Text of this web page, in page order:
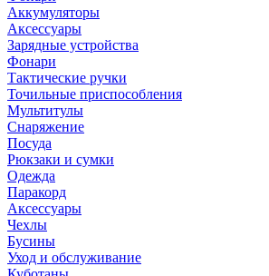
Аккумуляторы
Аксессуары
Зарядные устройства
Фонари
Тактические ручки
Точильные приспособления
Мультитулы
Снаряжение
Посуда
Рюкзаки и сумки
Одежда
Паракорд
Аксессуары
Чехлы
Бусины
Уход и обслуживание